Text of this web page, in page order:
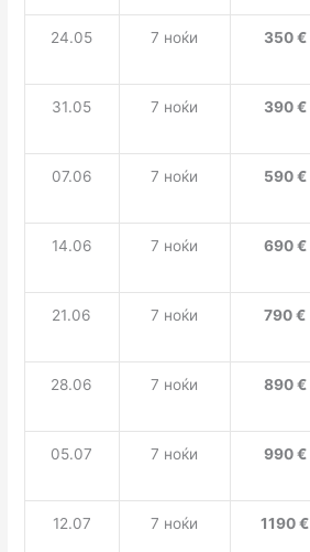
24.05 7 ноќи 350€
31.05 7 ноќи 390€
07.06 7 ноќи 590€
14.06 7 ноќи 690€
21.06 7 ноќи 790€
28.06 7 ноќи 890 €
05.07 7 ноќи 990 €
12.07 7 ноќи 1190€